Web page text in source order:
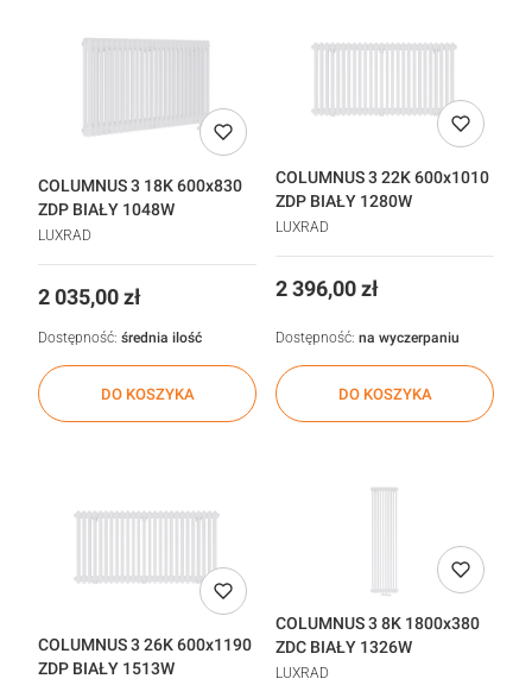
COLUMNUS 3 18K 600x830
ZDP BIAŁY 1048W
LUXRAD
Cena
2 035,00 zł
DO KOSZYKA
Dostępność: średnia ilość
COLUMNUS 3 22K 600x1010
ZDP BIAŁY 1280W
LUXRAD
Cena
2 396,00 zł
DO KOSZYKA
Dostępność: na wyczerpaniu
COLUMNUS 3 26K 600x1190
ZDP BIAŁY 1513W
COLUMNUS 3 8K 1800x380
ZDC BIAŁY 1326W
LUXRAD